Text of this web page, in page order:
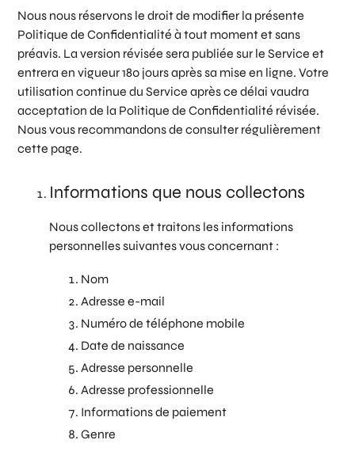
Nous nous réservons le droit de modifier la présente
Politique de Confidentialité à tout moment et sans
préavis. La version révisée sera publiée sur le Service et
entrera en vigueur 180 jours après sa mise en ligne. Votre
utilisation continue du Service après ce délai vaudra
acceptation de la Politique de Confidentialité révisée.
Nous vous recommandons de consulter régulièrement
cette page.
Informations que nous collectons
Nous collectons et traitons les informations
personnelles suivantes vous concernant :
Nom
Adresse e-mail
Numéro de téléphone mobile
Date de naissance
Adresse personnelle
Adresse professionnelle
Informations de paiement
Genre